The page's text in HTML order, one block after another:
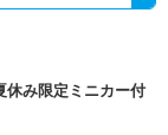
休み限定ミニカー付